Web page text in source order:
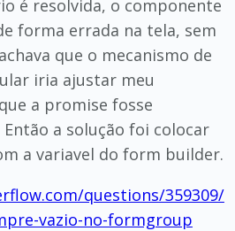
é resolvida, o componente
forma errada na tela, sem
que o mecanismo de
iria ajustar meu
a promise fosse
Então a solução foi colocar
a variavel do form builder.
questions/359309/
vazio-no-formgroup